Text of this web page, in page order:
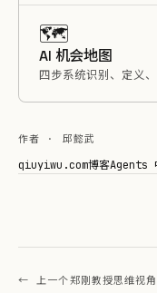
🗺️
AI 机会地图
四步系统识别、定义
作者 · 邱懿武
qiuyiwu.com博客Agents
← 上一个郑刚教授思维视角